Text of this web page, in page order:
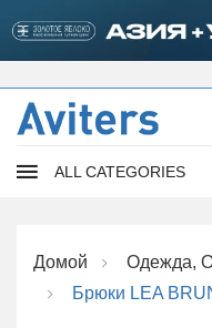
ALL CATEGORIES
Домой
Одежда,
Брюки LEA